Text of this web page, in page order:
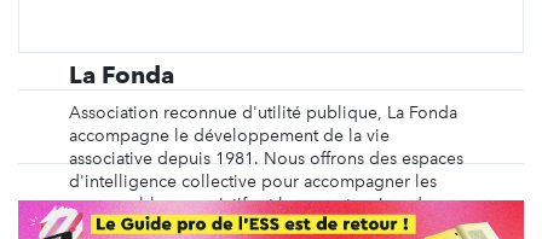
La Fonda
Association reconnue d'utilité publique, La Fonda
accompagne le développement de la vie
associative depuis 1981. Nous offrons des espaces
d'intelligence collective pour accompagner les
responsables associatifs et leurs partenaires dans
leurs réflexions stratégiques.